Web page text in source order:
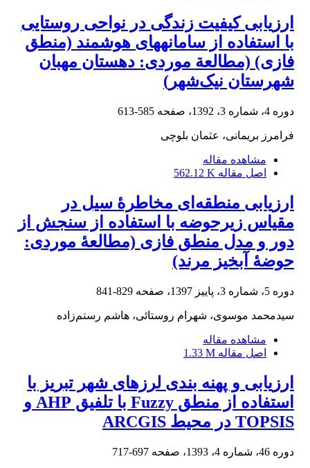
ارزیابی کیفیت زندگی در نواحی روستایی
با استفاده از سامانه‏های هوشمند (منطق
فازی) (مطالعة موردی: دهستان مهبان
شهرستان نیک‌شهر)
دوره 4، شماره 3، 1392، صفحه 585-613
فرامرز بریمانی، عثمان بلوچی
مشاهده مقاله
اصل مقاله 562.12 K
ارزیابی منطقه‌ای مخاطرۀ سیل در
مقیاس زیرحوضه با استفاده از سنجش از
دور و مدل منطق فازی (مطالعۀ موردی:
حوضۀ آبخیز مرند)
دوره 5، شماره 3، پاییز 1397، صفحه 829-841
سیدمحمد موسوی، شهرام روستائی، هاشم رستم‌زاده
مشاهده مقاله
اصل مقاله 1.33 M
ارزیابی و پهنه بندی لرزهای شهر تبریز با
استفاده از منطق Fuzzy با تلفیق AHP و
TOPSIS در محیط ARCGIS
دوره 46، شماره 4، 1393، صفحه 697-717